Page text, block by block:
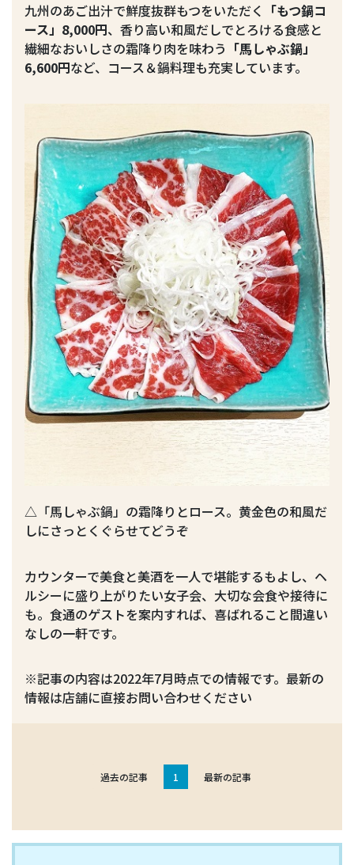
九州のあご出汁で鮮度抜群もつをいただく 「もつ鍋コ
ース」8,000円、香り高い和風だしでとろける食感と
繊細なおいしさの霜降り肉を味わう 「馬しゃぶ鍋」
6,600円など、コース＆鍋料理も充実しています。
△「馬しゃぶ鍋」の霜降りとロース。黄金色の和風だ
しにさっとくぐらせてどうぞ
カウンターで美食と美酒を一人で堪能するもよし、ヘ
ルシーに盛り上がりたい女子会、大切な会食や接待に
も。食通のゲストを案内すれば、喜ばれること間違い
なしの一軒です。
※記事の内容は2022年7月時点での情報です。最新の
情報は店舗に直接お問い合わせください
過去の記事 1 最新の記事